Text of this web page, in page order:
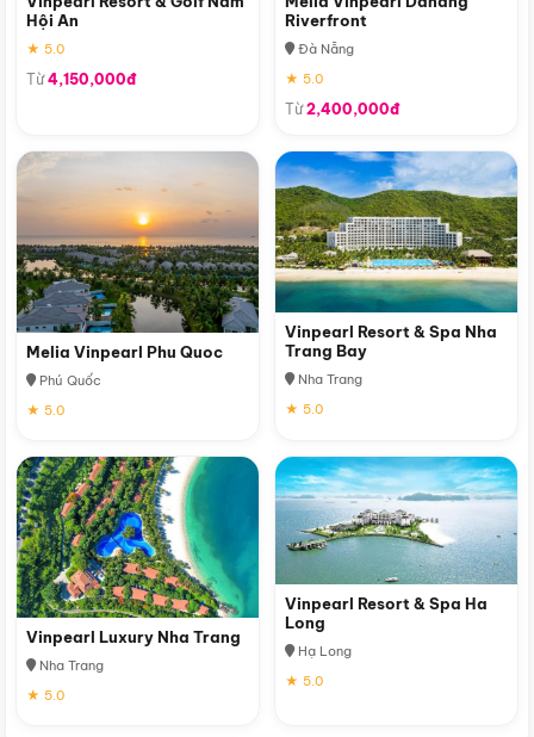
Hội An
★ 5.0
Từ4,150,000đ
Riverfront
Đà Nẵng
★ 5.0
Từ2,400,000đ
Melia Vinpearl Phu Quoc
Phú Quốc
★ 5.0
Vinpearl Resort & Spa Nha
Trang Bay
Nha Trang
★ 5.0
Vinpearl Luxury Nha Trang
Nha Trang
★ 5.0
Vinpearl Resort & Spa Ha
Long
Hạ Long
★ 5.0